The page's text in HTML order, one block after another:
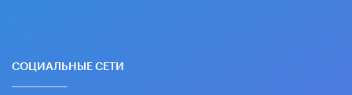
СОЦИАЛЬНЫЕ СЕТИ